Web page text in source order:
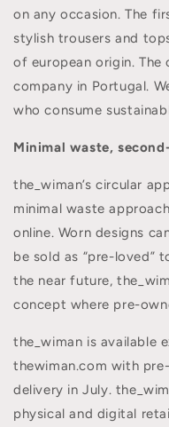
on any occasion. The
stylish trousers and
of european origin.
company in Portugal.
who consume
Minimal waste,
the_wiman’s circular
minimal waste
online. Worn designs
be sold as “pre-loved”
the near future,
concept where pre-
the_wiman is available
thewiman.com with
delivery in July.
physical and digital